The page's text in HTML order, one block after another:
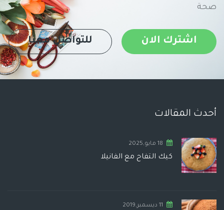
صحة
اشترك الان للتواصل معنا
أحدث المقالات
18 مايو,2025
كيك التفاح مع الفانيلا
11 ديسمبر,2019